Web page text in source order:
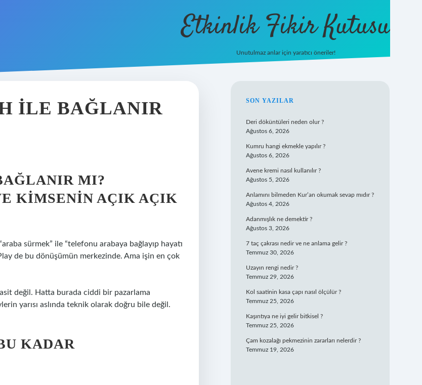
Etkinlik Fikir Kutusu
Unutulmaz anlar için yaratıcı öneriler!
ILE BAĞLANIR
MI?
KIMSENIN AÇIK AÇIK
sürmek” ile “telefonu arabaya bağlayıp hayatı
de bu dönüşümün merkezinde. Ama işin en çok
değil. Hatta burada ciddi bir pazarlama
yarısı aslında teknik olarak doğru bile değil.
KADAR
SIDEBAR
SON YAZILAR
Deri döküntüleri neden olur ?
Ağustos 6, 2026
Kumru hangi ekmekle yapılır ?
Ağustos 6, 2026
Avene kremi nasıl kullanılır ?
Ağustos 5, 2026
Anlamını bilmeden Kur’an okumak sevap mıdır ?
Ağustos 4, 2026
Adanmışlık ne demektir ?
Ağustos 3, 2026
7 taç çakrası nedir ve ne anlama gelir ?
Temmuz 30, 2026
Uzayın rengi nedir ?
Temmuz 29, 2026
Kol saatinin kasa çapı nasıl ölçülür ?
Temmuz 25, 2026
Kaşıntıya ne iyi gelir bitkisel ?
Temmuz 25, 2026
Çam kozalağı pekmezinin zararları nelerdir ?
Temmuz 19, 2026